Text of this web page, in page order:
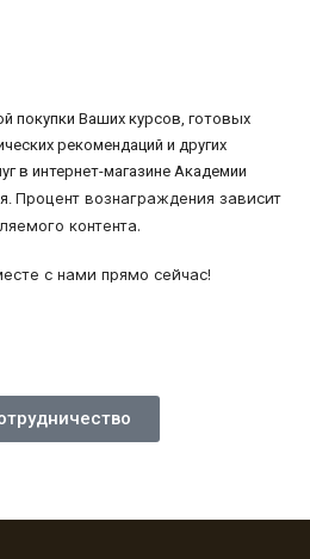
покупки Ваших курсов, готовых
рекомендаций и других
в интернет-магазине Академии
Процент вознаграждения зависит
контента.
с нами прямо сейчас!